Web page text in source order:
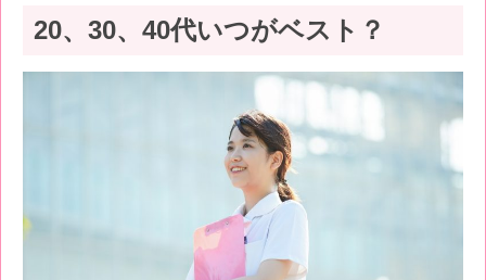
20、30、40代いつがベスト？